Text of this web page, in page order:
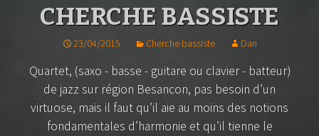
CHERCHE BASSISTE
23/04/2015 Cherche bassiste Dan
Quartet, (saxo - basse - guitare ou clavier - batteur)
de jazzsur région Besancon, pas besoin d’un
virtuose, mais il faut qu’il aie au moins des notions
fondamentales d’harmonie et qu’il tienne le